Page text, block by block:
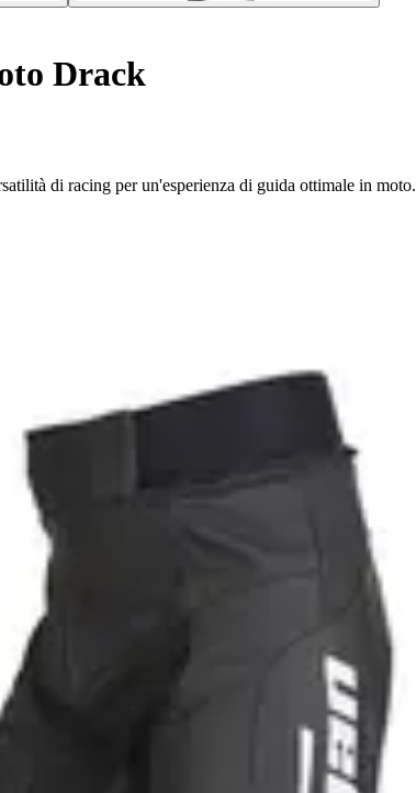
Drack
di racing per un'esperienza di guida ottimale in moto.